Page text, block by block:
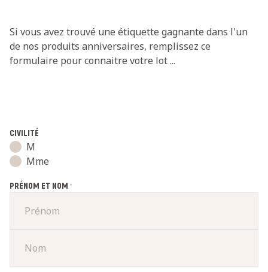
Si vous avez trouvé une étiquette gagnante dans l'un
de nos produits anniversaires, remplissez ce
formulaire pour connaitre votre lot ...
CIVILITÉ
M
Mme
PRÉNOM ET NOM *